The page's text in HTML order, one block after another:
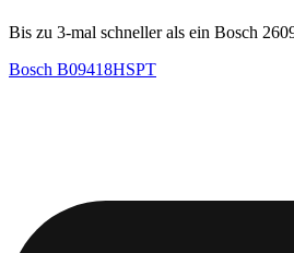
Bis zu 3-mal schneller als ein Bosch
Bosch B09418HSPT